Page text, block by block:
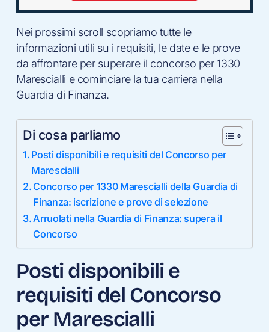
Nei prossimi scroll scopriamo tutte le
informazioni utili su i requisiti, le date e le prove
da affrontare per superare il concorso per 1330
Marescialli e cominciare la tua carriera nella
Guardia di Finanza.
Di cosa parliamo
Posti disponibili e requisiti del Concorso per
Marescialli
Concorso per 1330 Marescialli della Guardia di
Finanza: iscrizione e prove di selezione
Arruolati nella Guardia di Finanza: supera il
Concorso
Posti disponibili e
requisiti del Concorso
per Marescialli